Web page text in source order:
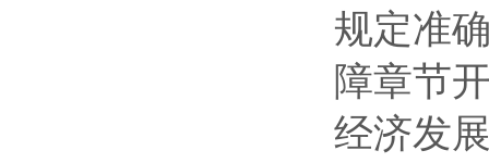
规定准
障章节
经济发